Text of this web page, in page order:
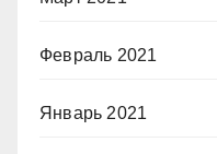
Февраль 2021
Январь 2021